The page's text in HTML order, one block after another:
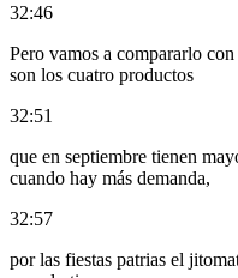
32:46
Pero vamos a compararlo
son los cuatro productos
32:51
que en septiembre tienen
cuando hay más demanda,
32:57
por las fiestas patrias el